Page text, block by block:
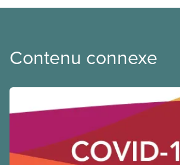
Contenu connexe